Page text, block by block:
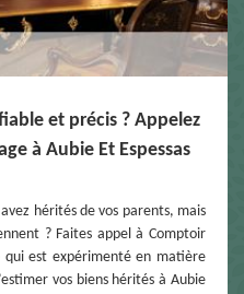
et précis ? Appelez
à Aubie Et Espessas
hérités de vos parents, mais
? Faites appel à Comptoir
est expérimenté en matière
vos biens hérités à Aubie